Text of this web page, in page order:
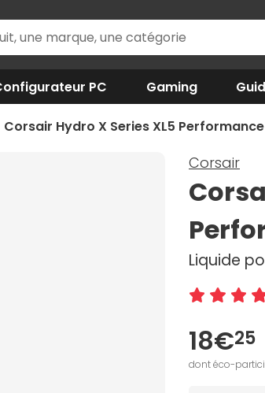
PC Gaming
Corsair Hydro X Series XL5
Corsair
Liquide
18€25
dont éco-